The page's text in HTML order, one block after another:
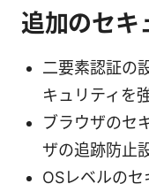
追加のセキ
二要素認証の
キュリティを
ブラウザのセ
ザの追跡防止
OSレベルのセ